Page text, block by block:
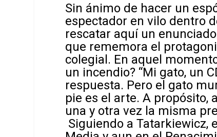
Sin ánimo de hacer un
espectador en vilo dentro
rescatar aquí un
que rememora el
colegial. En aquel
un incendio? “Mi gato, un
respuesta. Pero el gato
pie es el arte. A propósito,
una y otra vez la misma
Siguiendo a Tatarkiewicz,